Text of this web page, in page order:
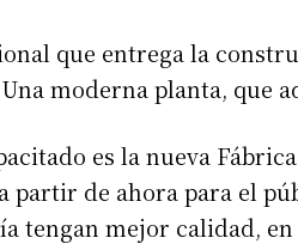
que entrega la
moderna planta,
es la nueva
de ahora para el
tengan mejor calidad,